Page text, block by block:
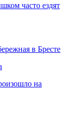
часто ездят
в Бресте
на